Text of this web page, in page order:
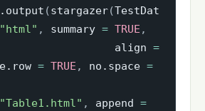
(stargazer(TestDat
"html" , summary = TRUE ,
                             align
=
= TRUE , no.space =
"Table1.html" , append =